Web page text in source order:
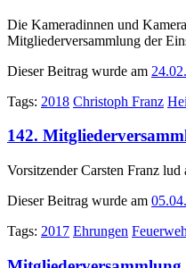
Die Kameradinnen und
Mitgliederversammlung der
Dieser Beitrag wurde am
Tags: 2018 Christoph Franz
142.
Vorsitzender Carsten Franz
Dieser Beitrag wurde am
Tags: 2017 Ehrungen